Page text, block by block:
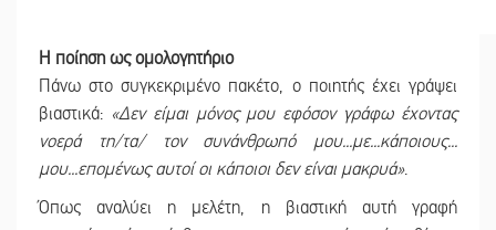
Η ποίηση ως ομολογητήριο
Πάνω στο συγκεκριμένο πακέτο, ο ποιητής έχει γράψει
βιαστικά: «Δεν είμαι μόνος μου εφόσον γράφω έχοντας
νοερά τη/τα/ τον συνάνθρωπό μου...με...κάποιους...
μου...επομένως αυτοί οι κάποιοι δεν είναι μακρυά».
Όπως αναλύει η μελέτη, η βιαστική αυτή γραφή